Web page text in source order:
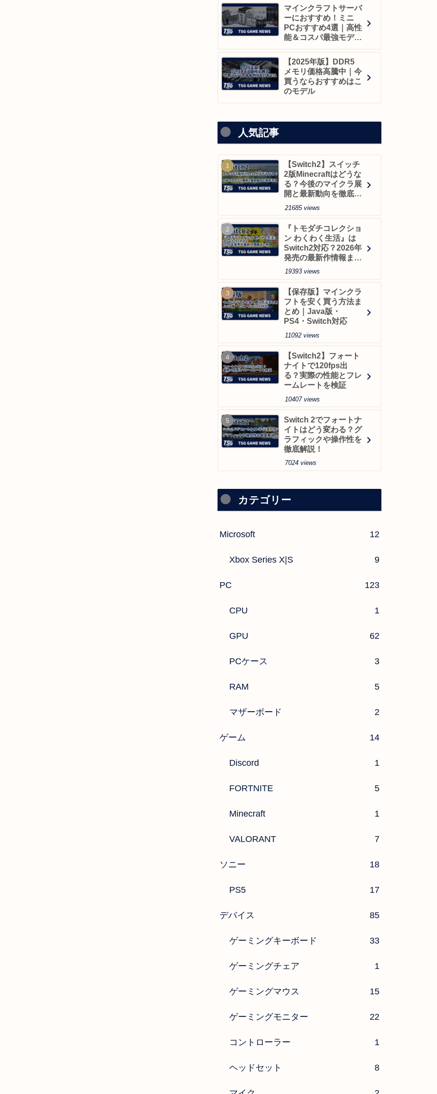
マインクラフトサーバ
ーにおすすめ！ミニ
PCおすすめ4選｜高性
能＆コスパ最強モデル
【2025年版】DDR5
メモリ価格高騰中｜今
買うならおすすめはこ
のモデル
人気記事
【Switch2】スイッチ
2版Minecraftはどうな
る？今後のマイクラ展
開と最新動向を徹底予
想
21685 views
『トモダチコレクショ
ン わくわく生活』は
Switch2対応？2026年
発売の最新作情報まと
め
19393 views
【保存版】マインクラ
フトを安く買う方法ま
とめ｜Java版・
PS4・Switch対応
11092 views
【Switch2】フォート
ナイトで120fps出
る？実際の性能とフレ
ームレートを検証
10407 views
Switch 2でフォートナ
イトはどう変わる？グ
ラフィックや操作性を
徹底解説！
7024 views
カテゴリー
Microsoft 12
Xbox Series X|S 9
PC 123
CPU 1
GPU 62
PCケース 3
RAM 5
マザーボード 2
ゲーム 14
Discord 1
FORTNITE 5
Minecraft 1
VALORANT 7
ソニー 18
PS5 17
デバイス 85
ゲーミングキーボード 33
ゲーミングチェア 1
ゲーミングマウス 15
ゲーミングモニター 22
コントローラー 1
ヘッドセット 8